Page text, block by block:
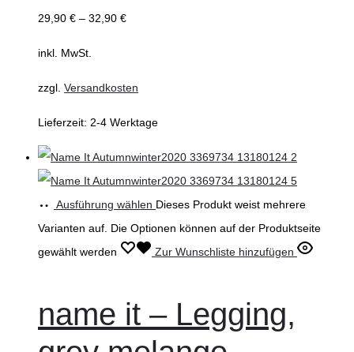
29,90 € – 32,90 €
inkl. MwSt.
zzgl. Versandkosten
Lieferzeit: 2-4 Werktage
Ausführung wählen Dieses Produkt weist mehrere
Varianten auf. Die Optionen können auf der Produktseite
gewählt werden
Zur Wunschliste hinzufügen
name it – Legging,